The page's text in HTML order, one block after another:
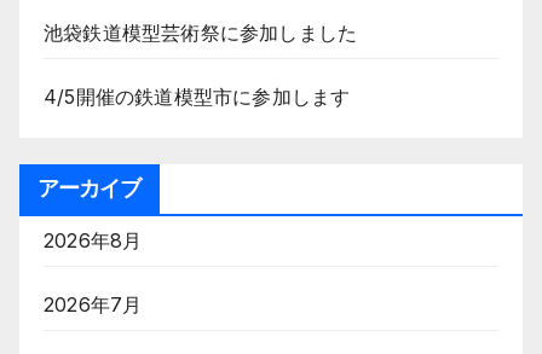
池袋鉄道模型芸術祭に参加しました
4/5開催の鉄道模型市に参加します
アーカイブ
2026年8月
2026年7月